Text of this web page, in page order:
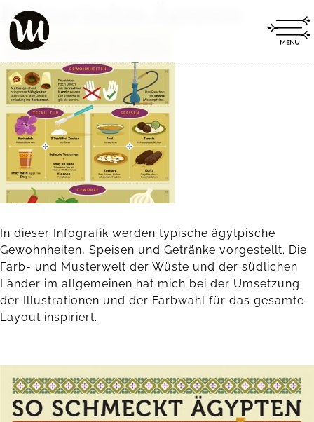
Kulinarisches Ägypten
In dieser Infografik werden typische ägytpische
Gewohnheiten, Speisen und Getränke vorgestellt. Die
Farb- und Musterwelt der Wüste und der südlichen
Länder im allgemeinen hat mich bei der Umsetzung
der Illustrationen und der Farbwahl für das gesamte
Layout inspiriert.